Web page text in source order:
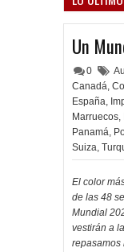
Un
0
Canadá,
España,
Marruecos,
Panamá,
Suiza,
El color
de las 48
Mundial
vestirán a
repasamos